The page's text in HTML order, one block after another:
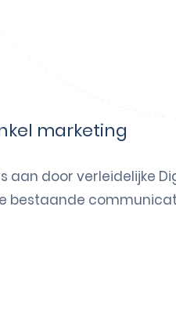
marketing
aan door verleidelijke
bestaande